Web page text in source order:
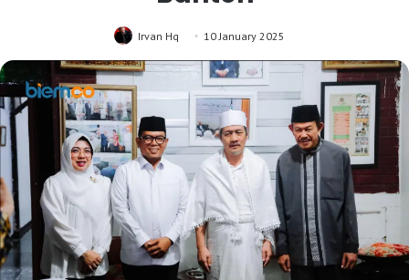
Irvan Hq 10 January 2025